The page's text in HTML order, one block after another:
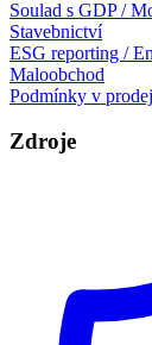
Soulad s GDP /
Stavebnictví
ESG reporting /
Maloobchod
Podmínky v
Zdroje